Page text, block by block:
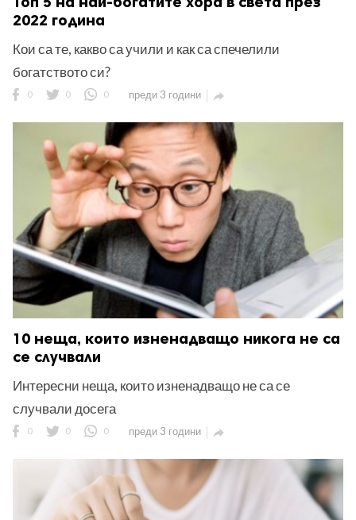
2022 година
Кои са те, какво са учили и как са спечелили
богатството си?
0 0 0 преди 3 години 
10 неща, които изненадващo никога не са
се случвали
Интересни неща, които изненадващо не са се
случвали досега
0 0 0 преди 3 години 